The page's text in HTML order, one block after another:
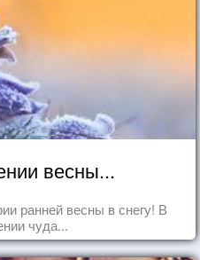
весны...
ранней весны в снегу! В
чуда...